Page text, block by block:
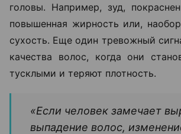
головы. Например, зуд,
повышенная жирность или,
сухость. Еще один тревожный
качества волос, когда они
тусклыми и теряют плотность.
«Если человек замечает
выпадение волос,